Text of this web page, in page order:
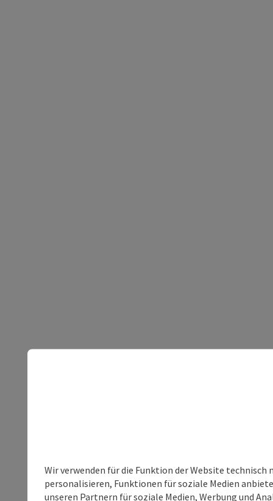
Wir verwenden für die Funktion der Website
personalisieren, Funktionen für soziale Medien
unseren Partnern für soziale Medien, Werbung und